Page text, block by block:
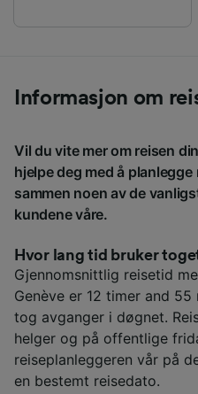
Informasjon om
Vil du vite mer om reisen
hjelpe deg med å
sammen noen av de
kundene våre.
Hvor lang tid bruker
Gjennomsnittlig reisetid
Genève er 12 timer and
tog avganger i døgnet.
helger og på offentlige
reiseplanleggeren vår på
en bestemt reisedato.